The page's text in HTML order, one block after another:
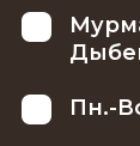
Пн.-